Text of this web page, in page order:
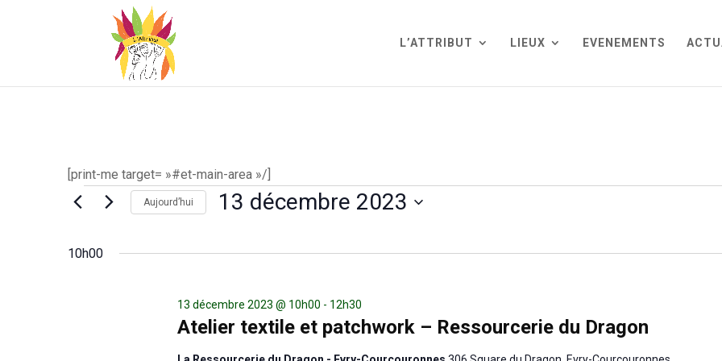
L’ATTRIBUT LIEUX EVENEMENTS
[print-me target= »#et-main-area »/]
Évènements
13
Aujourd’hui 13 décembre 2023
une
10h00
Atelier textile et patchwork – Ressourcerie du Dragon
13 décembre 2023 @ 10h00 - 12h30